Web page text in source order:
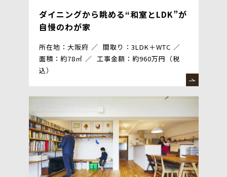
ダイニングから眺める“和室とLDK”が
自慢のわが家
所在地：大阪府
間取り：3LDK＋WTC
面積：約78㎡
工事金額：約960万円（税
込）